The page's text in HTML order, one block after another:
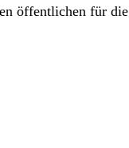
öffentlichen für